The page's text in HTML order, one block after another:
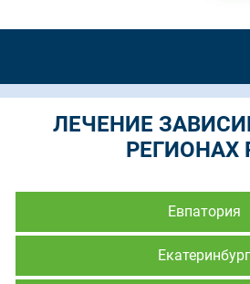
ЛЕЧЕНИЕ
РЕГИОНАХ
Евпатория
Екатеринбург